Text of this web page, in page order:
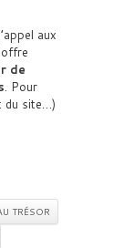
aux
de
. Pour
du site…)
TRÉSOR